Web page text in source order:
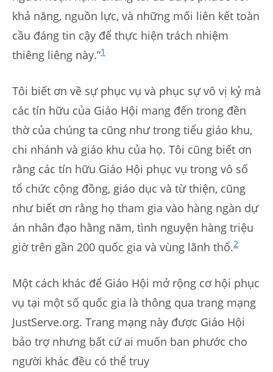
khả năng, nguồn lực, và những mối liên kết toàn
cầu đáng tin cậy để thực hiện trách nhiệm
thiêng liêng này.”1
Tôi biết ơn về sự phục vụ và phục sự vô vị kỷ mà
các tín hữu của Giáo Hội mang đến trong đền
thờ của chúng ta cũng như trong tiểu giáo khu,
chi nhánh và giáo khu của họ. Tôi cũng biết ơn
rằng các tín hữu Giáo Hội phục vụ trong vô số
tổ chức cộng đồng, giáo dục và từ thiện, cũng
như biết ơn rằng họ tham gia vào hàng ngàn dự
án nhân đạo hằng năm, tình nguyện hàng triệu
giờ trên gần 200 quốc gia và vùng lãnh thổ.2
Một cách khác để Giáo Hội mở rộng cơ hội phục
vụ tại một số quốc gia là thông qua trang mạng
JustServe.org. Trang mạng này được Giáo Hội
bảo trợ nhưng bất cứ ai muốn ban phước cho
người khác đều có thể truy